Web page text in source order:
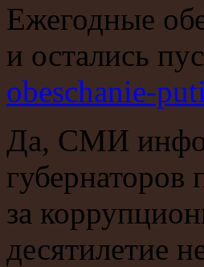
Ежегодные
и остались
obeschanie-
Да, СМИ
губернаторов
за
десятилетие